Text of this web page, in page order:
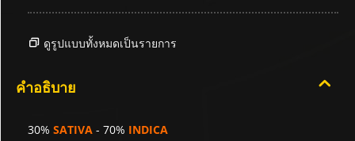
ดูรูปแบบทั้งหมดเป็นรายการ
คำอธิบาย
30% SATIVA - 70% INDICA